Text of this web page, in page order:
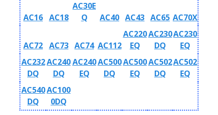
AC16 AC18
AC30E
Q
AC40 AC43 AC65 AC70X
AC72 AC73 AC74 AC112
AC220
EQ
AC230
DQ
AC230
EQ
AC232
DQ
AC240
DQ
AC240
EQ
AC500
DQ
AC500
EQ
AC502
DQ
AC502
EQ
AC540
DQ
AC100
0DQ